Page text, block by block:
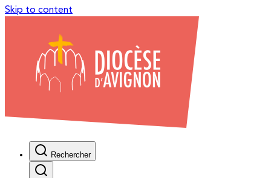
Skip to content
Rechercher